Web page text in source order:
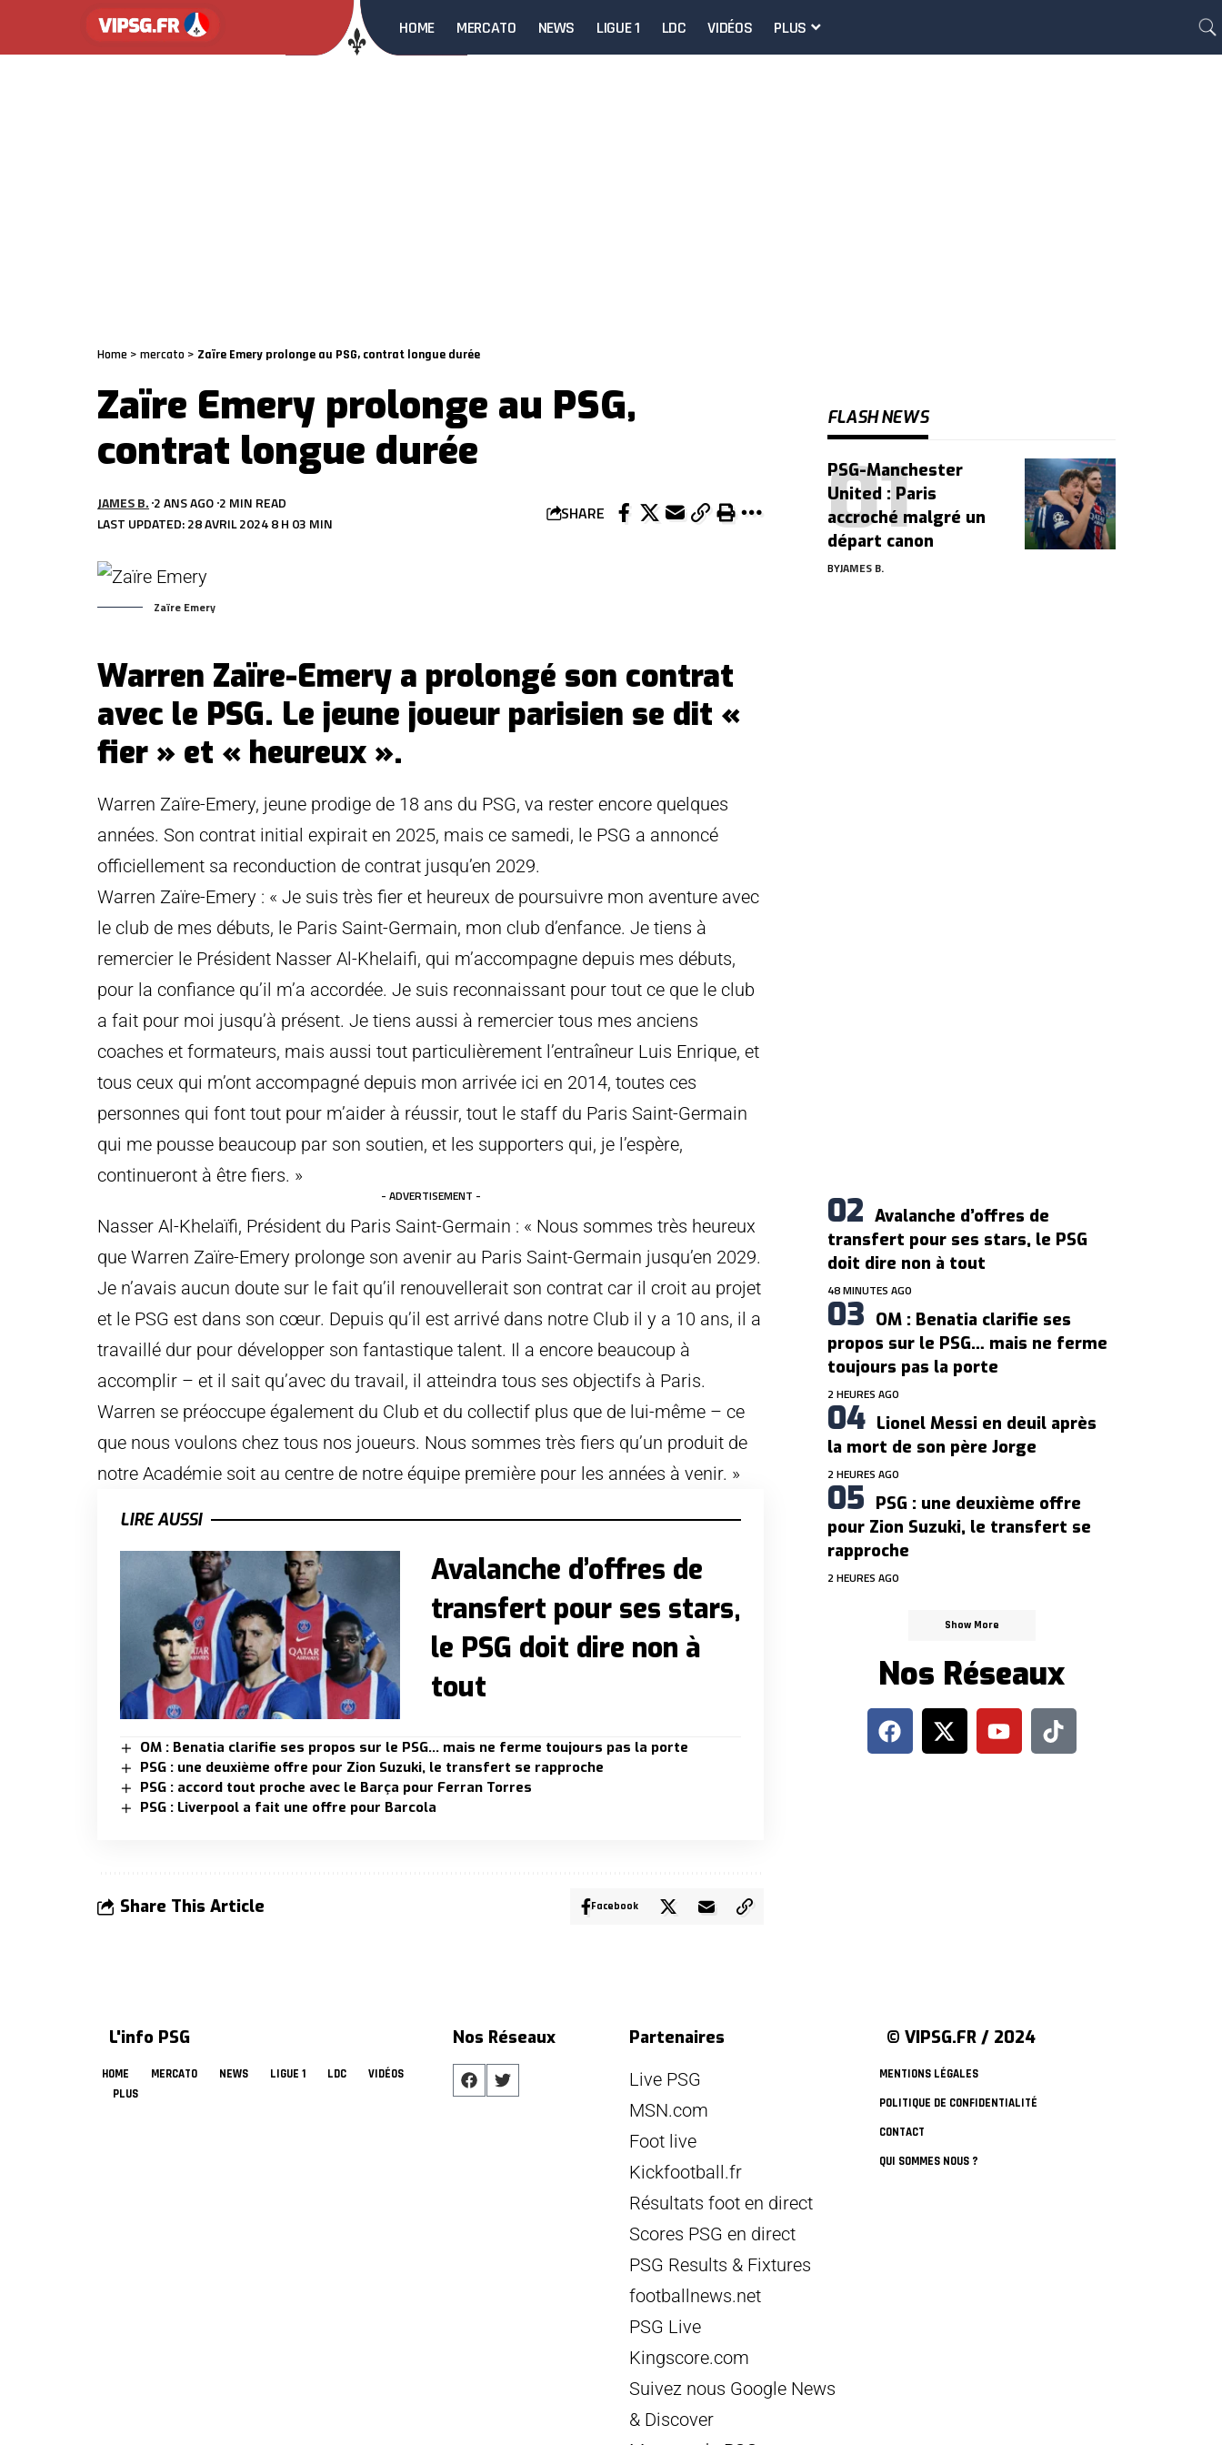
HOME MERCATO NEWS LIGUE 1 LDC VIDÉOS PLUS
Home > mercato > Zaïre Emery prolonge au PSG, contrat longue durée
Zaïre Emery prolonge au PSG,
contrat longue durée
LAST UPDATED: 28 AVRIL 2024 8 H 03 MIN
JAMES B. 2 ANS AGO 2 MIN READ SHARE
Zaïre Emery
Warren Zaïre-Emery a prolongé son contrat
avec le PSG. Le jeune joueur parisien se dit «
fier » et « heureux ».
Warren Zaïre-Emery, jeune prodige de 18 ans du PSG, va rester encore quelques
années. Son contrat initial expirait en 2025, mais ce samedi, le PSG a annoncé
officiellement sa reconduction de contrat jusqu’en 2029.
Warren Zaïre-Emery : « Je suis très fier et heureux de poursuivre mon aventure avec
le club de mes débuts, le Paris Saint-Germain, mon club d’enfance. Je tiens à
remercier le Président Nasser Al-Khelaifi, qui m’accompagne depuis mes débuts,
pour la confiance qu’il m’a accordée. Je suis reconnaissant pour tout ce que le club
a fait pour moi jusqu’à présent. Je tiens aussi à remercier tous mes anciens
coaches et formateurs, mais aussi tout particulièrement l’entraîneur Luis Enrique, et
tous ceux qui m’ont accompagné depuis mon arrivée ici en 2014, toutes ces
personnes qui font tout pour m’aider à réussir, tout le staff du Paris Saint-Germain
qui me pousse beaucoup par son soutien, et les supporters qui, je l’espère,
continueront à être fiers. »
- ADVERTISEMENT -
Nasser Al-Khelaïfi, Président du Paris Saint-Germain : « Nous sommes très heureux
que Warren Zaïre-Emery prolonge son avenir au Paris Saint-Germain jusqu’en 2029.
Je n’avais aucun doute sur le fait qu’il renouvellerait son contrat car il croit au projet
et le PSG est dans son cœur. Depuis qu’il est arrivé dans notre Club il y a 10 ans, il a
travaillé dur pour développer son fantastique talent. Il a encore beaucoup à
accomplir – et il sait qu’avec du travail, il atteindra tous ses objectifs à Paris.
Warren se préoccupe également du Club et du collectif plus que de lui-même – ce
que nous voulons chez tous nos joueurs. Nous sommes très fiers qu’un produit de
notre Académie soit au centre de notre équipe première pour les années à venir. »
LIRE AUSSI
Avalanche d’offres de
transfert pour ses stars,
le PSG doit dire non à
tout
OM : Benatia clarifie ses propos sur le PSG… mais ne ferme toujours pas la porte
PSG : une deuxième offre pour Zion Suzuki, le transfert se rapproche
PSG : accord tout proche avec le Barça pour Ferran Torres
PSG : Liverpool a fait une offre pour Barcola
Share This Article Facebook
FLASH NEWS
PSG-Manchester
United : Paris
accroché malgré un
départ canon
BYJAMES B.
Avalanche d’offres de
transfert pour ses stars, le PSG
doit dire non à tout
48 MINUTES AGO
OM : Benatia clarifie ses
propos sur le PSG… mais ne ferme
toujours pas la porte
2 HEURES AGO
Lionel Messi en deuil après
la mort de son père Jorge
2 HEURES AGO
PSG : une deuxième offre
pour Zion Suzuki, le transfert se
rapproche
2 HEURES AGO
Show More
Nos Réseaux
L'info PSG
HOME MERCATO NEWS LIGUE 1 LDC
VIDÉOS
PLUS
Nos Réseaux
Partenaires
Live PSG
MSN.com
Foot live
Kickfootball.fr
Résultats foot en direct
Scores PSG en direct
PSG Results & Fixtures
footballnews.net
PSG Live
Kingscore.com
Suivez nous Google News
& Discover
© VIPSG.FR / 2024
MENTIONS LÉGALES
POLITIQUE DE CONFIDENTIALITÉ
CONTACT
QUI SOMMES NOUS ?